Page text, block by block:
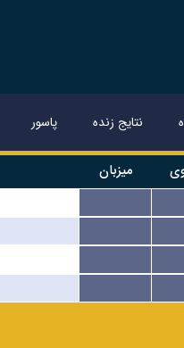
نتایج زنده پاسور
میزبان